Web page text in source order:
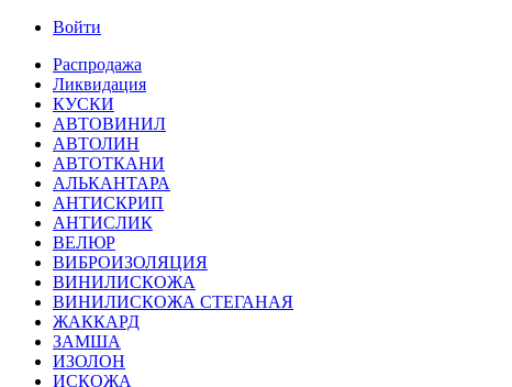
Войти
Распродажа
Ликвидация
КУСКИ
АВТОВИНИЛ
АВТОЛИН
АВТОТКАНИ
АЛЬКАНТАРА
АНТИСКРИП
АНТИСЛИК
ВЕЛЮР
ВИБРОИЗОЛЯЦИЯ
ВИНИЛИСКОЖА
ВИНИЛИСКОЖА СТЕГАНАЯ
ЖАККАРД
ЗАМША
ИЗОЛОН
ИСКОЖА